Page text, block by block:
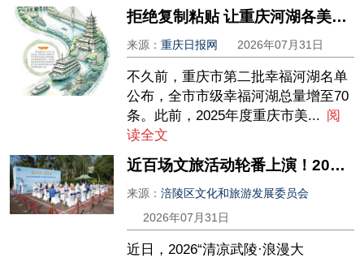
拒绝复制粘贴 让重庆河湖各美其美
来源：重庆日报网 2026年07月31日
不久前，重庆市第二批幸福河湖名单
公布，全市市级幸福河湖总量增至70
条。此前，2025年度重庆市美... 阅
读全文
近百场文旅活动轮番上演！2026避暑消夏系列活动正式启幕
来源：涪陵区文化和旅游发展委员会
2026年07月31日
近日，2026“清凉武陵·浪漫大